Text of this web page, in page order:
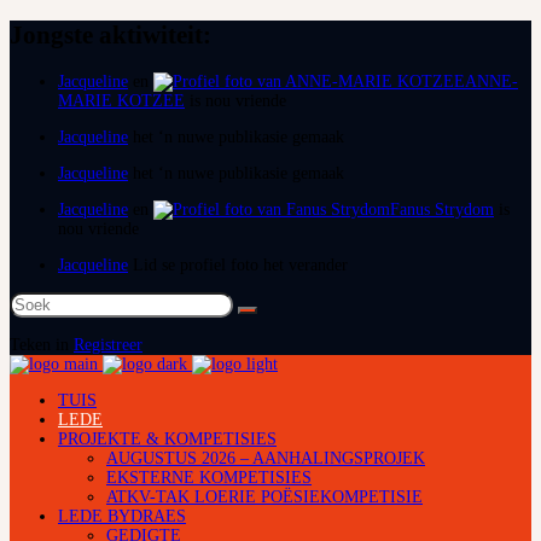
Jacqueline
ANNE-
MARIE KOTZEE
Jacqueline
Jacqueline
Jacqueline
Fanus Strydom
Jacqueline
Soek
na:
Registreer
TUIS
LEDE
PROJEKTE & KOMPETISIES
AUGUSTUS 2026 – AANHALINGSPROJEK
EKSTERNE KOMPETISIES
ATKV-TAK LOERIE POËSIEKOMPETISIE
LEDE BYDRAES
GEDIGTE